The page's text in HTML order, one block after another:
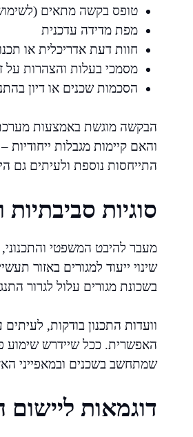
טופס בקשה מתאים (לשימוש
מפת מדידה עדכנית
חוות דעת אדריכלית או
מסמכי בעלות והצהרות על
הסכמות שכנים או דיון
הבקשה מוגשת באמצעות מערכת
והאם קיימות מגבלות
התייחסות נוספת ולעיתים גם
סוגיות סביבתיות
מעבר להיבט המשפטי
שינוי ייעוד למגורים באזור
בשכונת מגורים עלול לגרור
וועדות התכנון בודקות,
האפשרית. ככל שיידרש שימוע
שמתחשב בשכנים ובמאפייני
דוגמאות ליישום